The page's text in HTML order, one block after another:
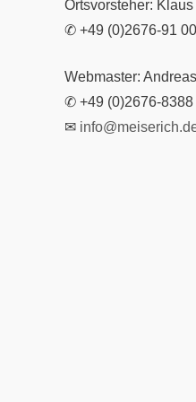
Ortsvorsteher:
✆ +49 (0)2676-91
Webmaster:
✆ +49 (0)2676-8388
✉